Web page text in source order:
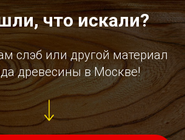
что искали?
слэб или другой материал
древесины в Москве!